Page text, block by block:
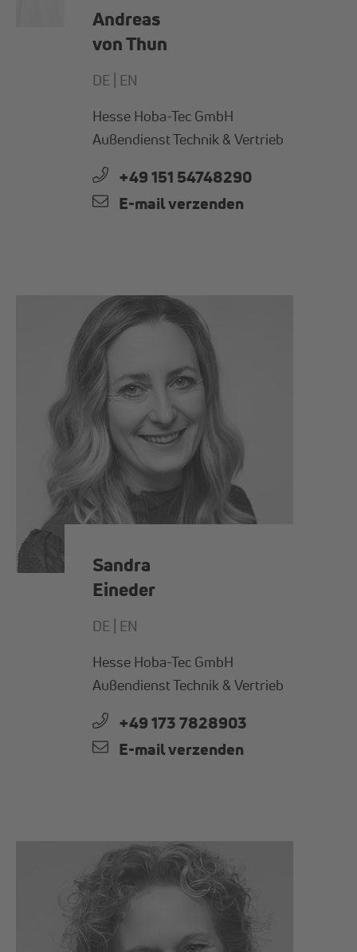
Andreas
von Thun
DE | EN
Hesse Hoba-Tec GmbH
Außendienst Technik & Vertrieb
+49 151 54748290
E-mail verzenden
Sandra
Eineder
DE | EN
Hesse Hoba-Tec GmbH
Außendienst Technik & Vertrieb
+49 173 7828903
E-mail verzenden